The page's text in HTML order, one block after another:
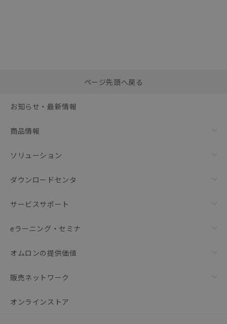
括ダウンロード
ページ先頭へ戻る
お知らせ・最新情報
商品情報
ソリューション
ダウンロードセンタ
サービスサポート
eラーニング・セミナ
オムロンの提供価値
販売ネットワーク
オンラインストア